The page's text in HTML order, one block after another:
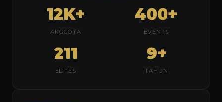
12K+
ANGGOTA
400+
EVENTS
211
ELITES
9+
TAHUN